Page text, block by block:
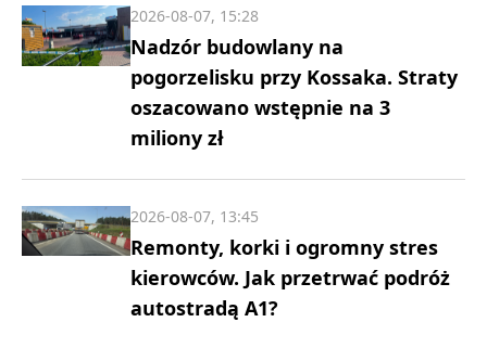
Nadzór budowlany na
pogorzelisku przy Kossaka. Straty
oszacowano wstępnie na 3
miliony zł
2026-08-07, 15:28
Remonty, korki i ogromny stres
kierowców. Jak przetrwać podróż
autostradą A1?
2026-08-07, 13:45